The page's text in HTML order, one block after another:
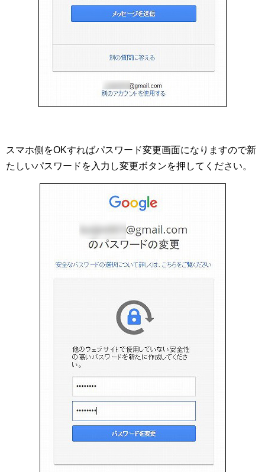
スマホ側をOKすればパスワード変更画面になりますので新
たしいパスワードを入力し変更ボタンを押してください。